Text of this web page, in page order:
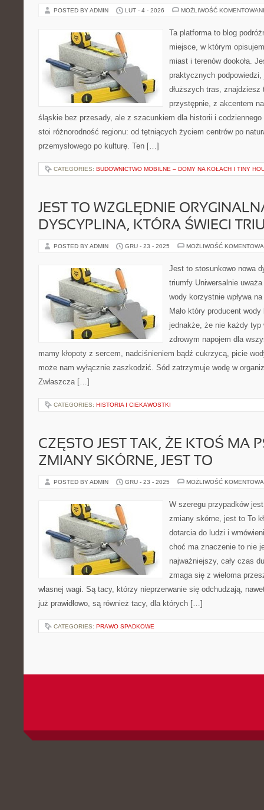
POSTED BY ADMIN LUT - 4 - 2026 MOŻLIWOŚĆ
Ta platforma to blog
miejsce, w którym
miast i terenów dookoła.
praktycznych
dłuższych tras, znajdziesz
przystępnie, z akcentem
śląskie bez przesady, ale z szacunkiem dla historii i
stoi różnorodność regionu: od tętniących życiem centrów po
przemysłowego po kulturę. Ten […]
CATEGORIES: BUDOWNICTWO MOBILNE – DOMY NA KOŁACH I TINY
JEST TO WZGLĘDNIE
DYSCYPLINA, KTÓRA ŚWIECI
POSTED BY ADMIN GRU - 23 - 2025 MOŻLIWOŚĆ
Jest to stosunkowo nowa
triumfy Uniwersalnie
wody korzystnie wpływa
Mało który producent
jednakże, że nie każdy
zdrowym napojem dla
mamy kłopoty z sercem, nadciśnieniem bądź cukrzycą, picie
może nam wyłącznie zaszkodzić. Sód zatrzymuje wodę w
Zwłaszcza […]
CATEGORIES: HISTORIA I CIEKAWOSTKI
CZĘSTO JEST TAK, ŻE KTOŚ MA
ZMIANY SKÓRNE, JEST TO
POSTED BY ADMIN GRU - 23 - 2025 MOŻLIWOŚĆ
W szeregu przypadków
zmiany skórne, jest to To
dotarcia do ludzi i
choć ma znaczenie to nie
najważniejszy, cały czas
zmaga się z wieloma
własnej wagi. Są tacy, którzy nieprzerwanie się odchudzają,
już prawidłowo, są również tacy, dla których […]
CATEGORIES: PRAWO SPADKOWE